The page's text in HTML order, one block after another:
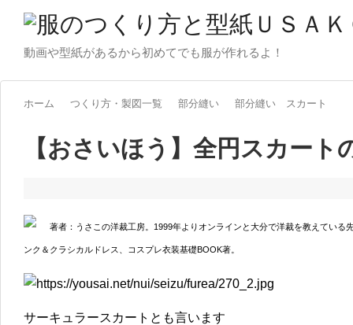
動画や型紙があるから初めてでも服が作れるよ！
ホーム つくり方・製図一覧 部分縫い 部分縫い スカート
【おさいほう】全円スカート
著者：うさこの洋裁工房。1999年よりオンラインと大分で洋裁を教えている
ンク＆クラシカルドレス、コスプレ衣装基礎BOOK著。
サーキュラースカートとも言います